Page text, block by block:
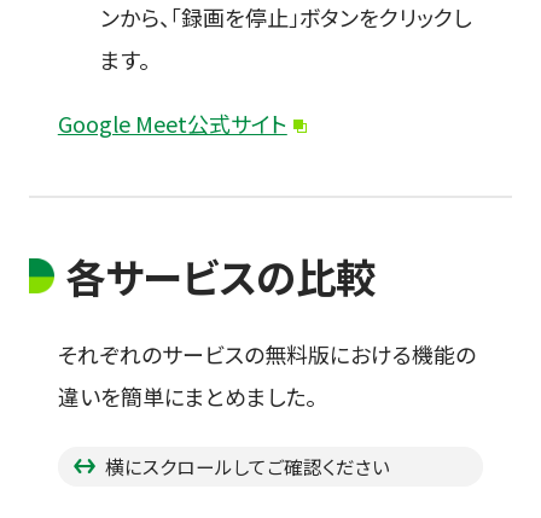
ンから、「録画を停止」ボタンをクリックし
ます。
Google Meet公式サイト
各サービスの比較
それぞれのサービスの無料版における機能の
違いを簡単にまとめました。
横にスクロールしてご確認ください